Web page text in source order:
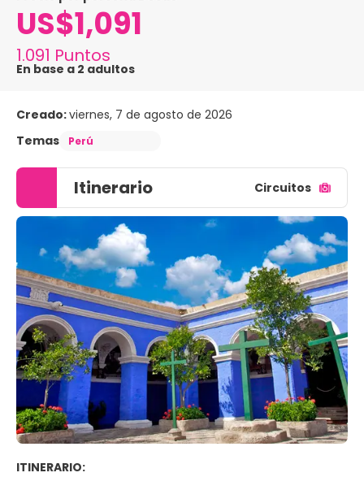
US$1,091
1.091 Puntos
En base a 2 adultos
Creado:viernes, 7 de agosto de 2026
Temas
Perú
Itinerario Circuitos
ITINERARIO: